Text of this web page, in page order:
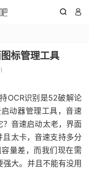
 
标管理工具
)
OCR识别是52破解论
动器管理工具，音速
音速启动太老，界面
太卡，音速支持多分
量差，而我们现在需
大。并且不能有没用